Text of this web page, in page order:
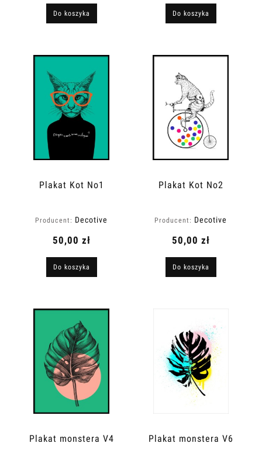
Do koszyka Do koszyka
Plakat Kot No1
Producent: Decotive
50,00 zł
Do koszyka
Plakat Kot No2
Producent: Decotive
50,00 zł
Do koszyka
Plakat monstera V4 Plakat monstera V6